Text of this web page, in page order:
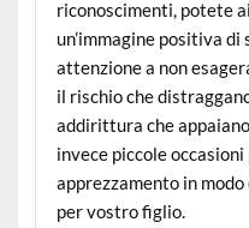
riconoscimenti, potete
un’immagine positiva
attenzione a non
il rischio che
addirittura che
invece piccole
apprezzamento in
per vostro figlio.